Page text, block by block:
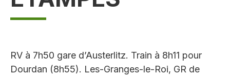
RV à 7h50 gare d’Austerlitz. Train à 8h11 pour
Dourdan (8h55). Les-Granges-le-Roi, GR de